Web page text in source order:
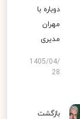
دوباره با
مهران
مدیری
1405/04/
28
بازگشت